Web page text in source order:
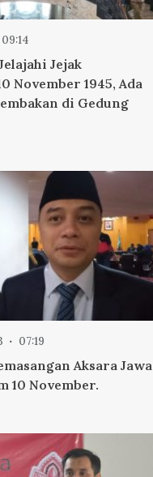
09:14
Jejak
November 1945, Ada
di Gedung
07:19
Aksara Jawa
10 November.